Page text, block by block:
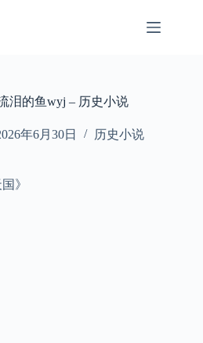
泪的鱼wyj – 历史小说
年6月30日 历史小说
》